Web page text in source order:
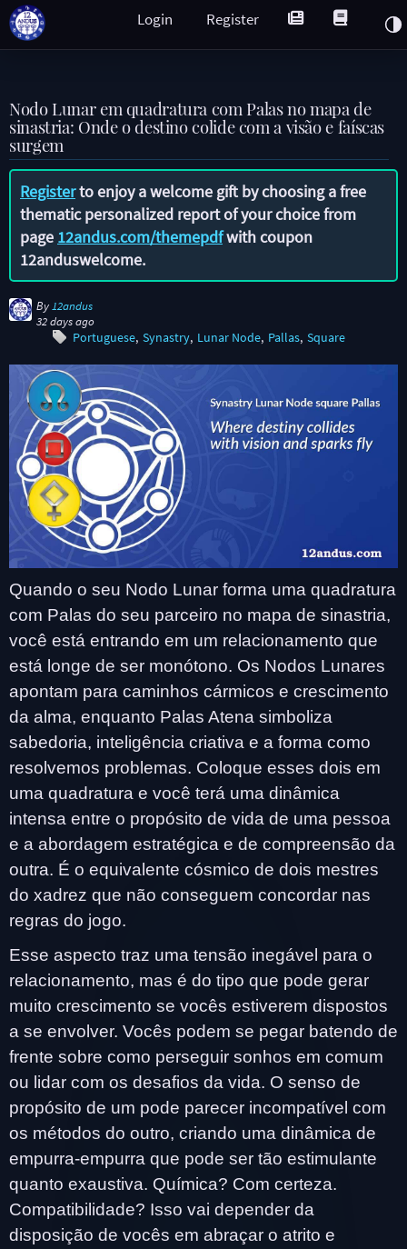
Register
Login
Nodo Lunar em quadratura com Palas no mapa de
sinastria: Onde o destino colide com a visão e faíscas
surgem
Registerto enjoy a welcome gift by choosing a free
thematic personalized report of your choice from
page 12andus.com/themepdfwith coupon
12anduswelcome.
By 12andus
32 days ago
Portuguese Synastry Lunar Node Pallas Square
Quando o seu Nodo Lunar forma uma quadratura
com Palas do seu parceiro no mapa de sinastria,
você está entrando em um relacionamento que
está longe de ser monótono. Os Nodos Lunares
apontam para caminhos cármicos e crescimento
da alma, enquanto Palas Atena simboliza
sabedoria, inteligência criativa e a forma como
resolvemos problemas. Coloque esses dois em
uma quadratura e você terá uma dinâmica
intensa entre o propósito de vida de uma pessoa
e a abordagem estratégica e de compreensão da
outra. É o equivalente cósmico de dois mestres
do xadrez que não conseguem concordar nas
regras do jogo.
Esse aspecto traz uma tensão inegável para o
relacionamento, mas é do tipo que pode gerar
muito crescimento se vocês estiverem dispostos
a se envolver. Vocês podem se pegar batendo de
frente sobre como perseguir sonhos em comum
ou lidar com os desafios da vida. O senso de
propósito de um pode parecer incompatível com
os métodos do outro, criando uma dinâmica de
empurra-empurra que pode ser tão estimulante
quanto exaustiva. Química? Com certeza.
Compatibilidade? Isso vai depender da
disposição de vocês em abraçar o atrito e